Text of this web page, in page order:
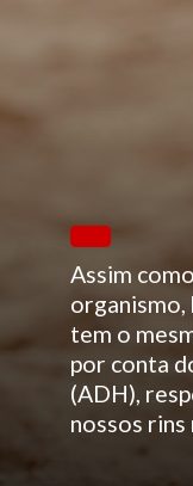
Assim
organismo,
tem o
por conta
(ADH),
nossos